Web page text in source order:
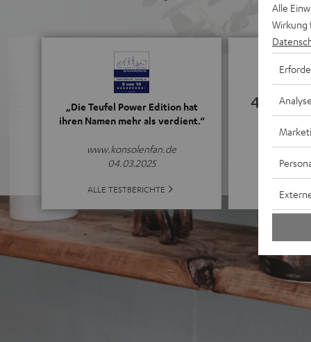
„Die Teufel Power Edition hat
ihren Namen mehr als verdient.“
www.konsolenfan.de
04.03.2025
ALLE TESTBERICHTE
4.75
(4.75 von 5
Alle
Wirkung
Analyse